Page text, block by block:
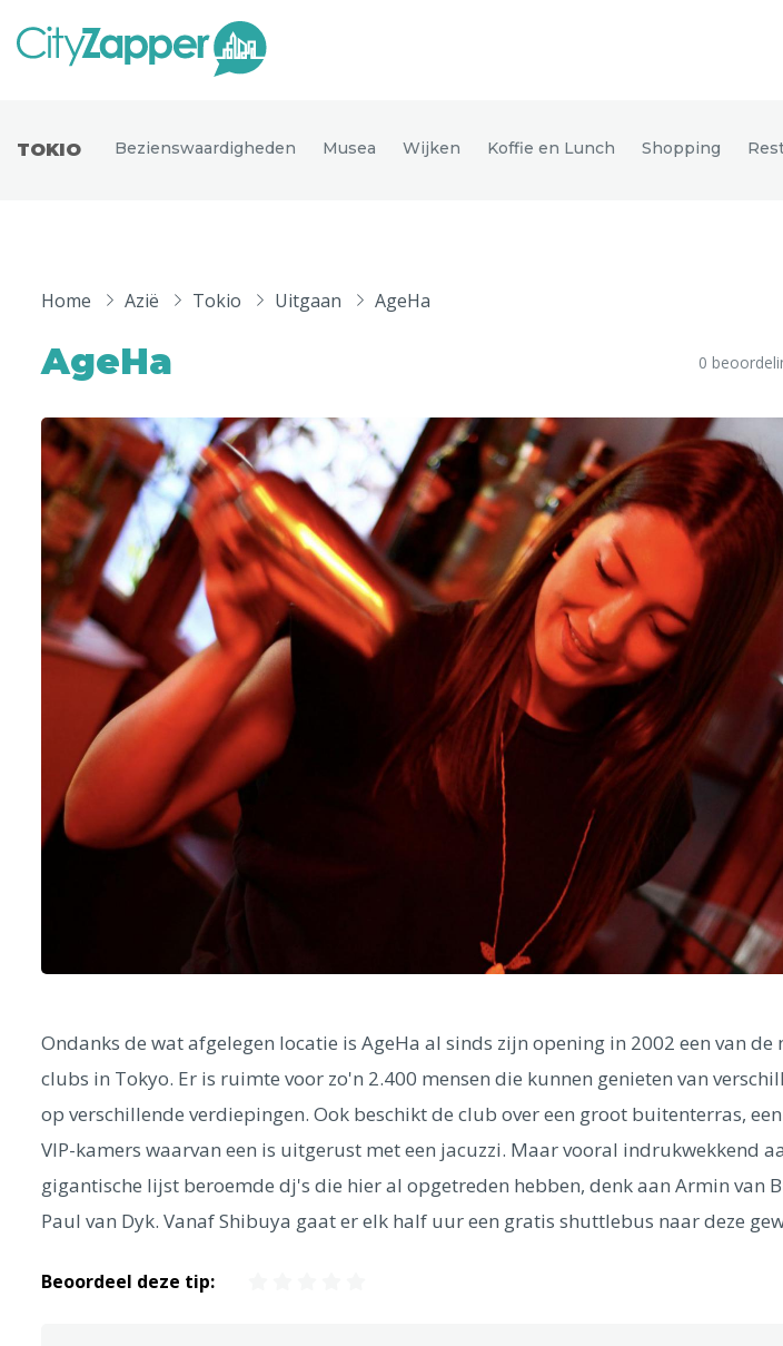
Nederland
Europa
Azië
Andere wereldsteden
Uitgelichte bestemmingen
München Wenen
TOKIO Bezienswaardigheden Musea Wijken Koffie en Lunch Shopping
Home Azië Tokio Uitgaan AgeHa
AgeHa 0
Ondanks de wat afgelegen locatie is AgeHa al sinds zijn opening in 2002 een van
clubs in Tokyo. Er is ruimte voor zo'n 2.400 mensen die kunnen genieten van
op verschillende verdiepingen. Ook beschikt de club over een groot buitenterras,
VIP-kamers waarvan een is uitgerust met een jacuzzi. Maar vooral indrukwekkend
gigantische lijst beroemde dj's die hier al opgetreden hebben, denk aan Armin van
Paul van Dyk. Vanaf Shibuya gaat er elk half uur een gratis shuttlebus naar deze
Beoordeel deze tip: